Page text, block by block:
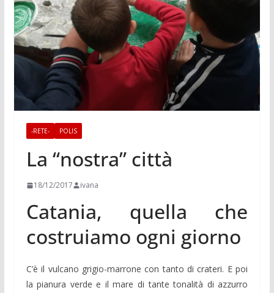
-RETE- POLIS
La “nostra” città
18/12/2017 ivana
Catania, quella che
costruiamo ogni giorno
C’è il vulcano grigio-marrone con tanto di crateri. E poi
la pianura verde e il mare di tante tonalità di azzurro